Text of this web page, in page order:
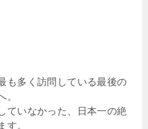
も多く訪問している最後の
。
ていなかった、日本一の絶
す。